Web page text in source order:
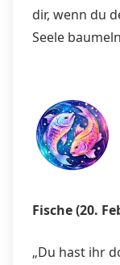
dir, wenn du
Seele
Fische (20.
„Du hast ihr